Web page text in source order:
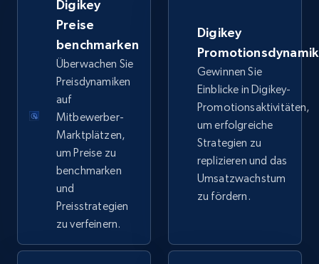
price, Final price, Discount percent, and more.
5.4K+ 668+ Jetzt anfangen
TikTok Shop - category
URL, Title, Available, Description, Currency, Initial
price, Final price, Discount percent, and more.
5.4K+ Jetzt anfangen
Digikey
Preise
benchmarken
Überwachen Sie
Preisdynamiken
auf
Mitbewerber-
Marktplätzen,
um Preise zu
benchmarken
und
Preisstrategien
zu verfeinern.
Digikey
Gewinnen Sie
Einblicke in Digikey-
Promotionsaktivitäten,
um erfolgreiche
Strategien zu
replizieren und das
Umsatzwachstum
zu fördern.